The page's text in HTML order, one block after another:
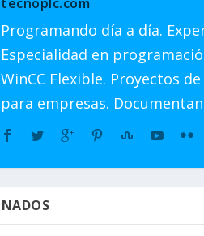
Programando día a día.
Especialidad en
WinCC Flexible. Proyectos
para empresas.